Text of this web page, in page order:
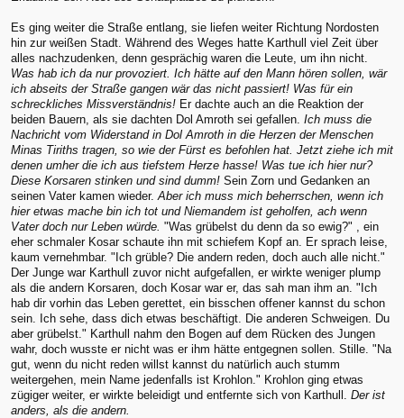
Es ging weiter die Straße entlang, sie liefen weiter Richtung Nordosten
hin zur weißen Stadt. Während des Weges hatte Karthull viel Zeit über
alles nachzudenken, denn gesprächig waren die Leute, um ihn nicht.
Was hab ich da nur provoziert. Ich hätte auf den Mann hören sollen, wär
ich abseits der Straße gangen wär das nicht passiert! Was für ein
schreckliches Missverständnis! Er dachte auch an die Reaktion der
beiden Bauern, als sie dachten Dol Amroth sei gefallen. Ich muss die
Nachricht vom Widerstand in Dol Amroth in die Herzen der Menschen
Minas Tiriths tragen, so wie der Fürst es befohlen hat. Jetzt ziehe ich mit
denen umher die ich aus tiefstem Herze hasse! Was tue ich hier nur?
Diese Korsaren stinken und sind dumm! Sein Zorn und Gedanken an
seinen Vater kamen wieder. Aber ich muss mich beherrschen, wenn ich
hier etwas mache bin ich tot und Niemandem ist geholfen, ach wenn
Vater doch nur Leben würde. "Was grübelst du denn da so ewig?" , ein
eher schmaler Kosar schaute ihn mit schiefem Kopf an. Er sprach leise,
kaum vernehmbar. "Ich grüble? Die andern reden, doch auch alle nicht."
Der Junge war Karthull zuvor nicht aufgefallen, er wirkte weniger plump
als die andern Korsaren, doch Kosar war er, das sah man ihm an. "Ich
hab dir vorhin das Leben gerettet, ein bisschen offener kannst du schon
sein. Ich sehe, dass dich etwas beschäftigt. Die anderen Schweigen. Du
aber grübelst." Karthull nahm den Bogen auf dem Rücken des Jungen
wahr, doch wusste er nicht was er ihm hätte entgegnen sollen. Stille. "Na
gut, wenn du nicht reden willst kannst du natürlich auch stumm
weitergehen, mein Name jedenfalls ist Krohlon." Krohlon ging etwas
zügiger weiter, er wirkte beleidigt und entfernte sich von Karthull. Der ist
anders, als die andern.